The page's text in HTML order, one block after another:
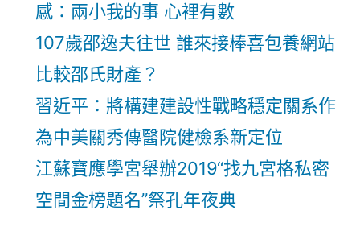
感：兩小我的事 心裡有數
107歲邵逸夫往世 誰來接棒喜包養網站
比較邵氏財產？
習近平：將構建建設性戰略穩定關系作
為中美關秀傳醫院健檢系新定位
江蘇寶應學宮舉辦2019“找九宮格私密
空間金榜題名”祭孔年夜典